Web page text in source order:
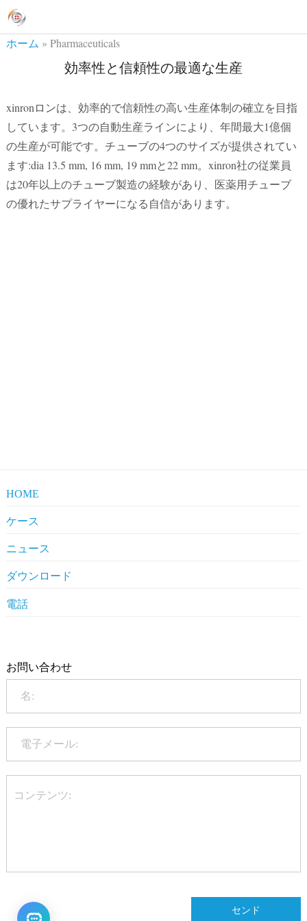
ホーム » Pharmaceuticals
効率性と信頼性の最適な生産
xinronロンは、効率的で信頼性の高い生産体制の確立を目指
しています。3つの自動生産ラインにより、年間最大1億個
の生産が可能です。チューブの4つのサイズが提供されてい
ます:dia 13.5 mm, 16 mm, 19 mmと22 mm。xinron社の従業員
は20年以上のチューブ製造の経験があり、医薬用チューブ
の優れたサプライヤーになる自信があります。
HOME
ケース
Pharmaceuticals
Clients' Comments
ニュース
Industrial News
Company News
ダウンロード
Company Compliance
電話
お問い合わせ